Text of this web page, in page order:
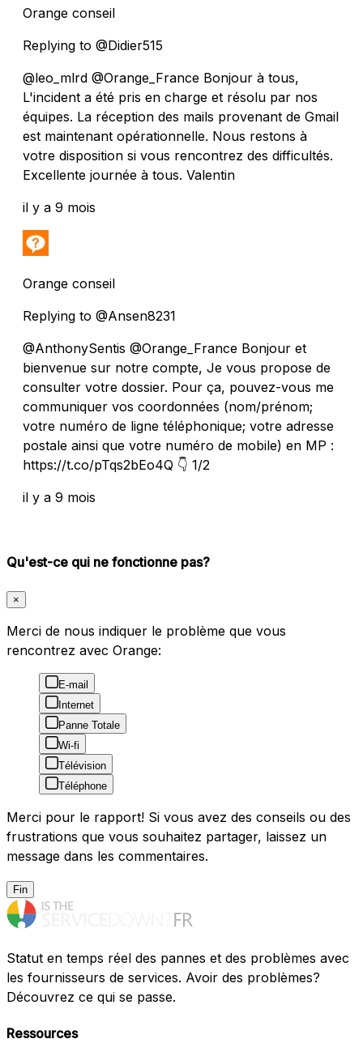
Orange conseil
Replying to @Didier515
@leo_mlrd @Orange_France Bonjour à tous,
L'incident a été pris en charge et résolu par nos
équipes. La réception des mails provenant de Gmail
est maintenant opérationnelle. Nous restons à
votre disposition si vous rencontrez des difficultés.
Excellente journée à tous. Valentin
il y a 9 mois
Orange conseil
Replying to @Ansen8231
@AnthonySentis @Orange_France Bonjour et
bienvenue sur notre compte, Je vous propose de
consulter votre dossier. Pour ça, pouvez-vous me
communiquer vos coordonnées (nom/prénom;
votre numéro de ligne téléphonique; votre adresse
postale ainsi que votre numéro de mobile) en MP :
https://t.co/pTqs2bEo4Q 👇 1/2
il y a 9 mois
Qu'est-ce qui ne fonctionne pas?
×
Merci de nous indiquer le problème que vous
rencontrez avec Orange:
E-mail
Internet
Panne Totale
Wi-fi
Télévision
Téléphone
Merci pour le rapport! Si vous avez des conseils ou des
frustrations que vous souhaitez partager, laissez un
message dans les commentaires.
Fin
Statut en temps réel des pannes et des problèmes avec
les fournisseurs de services. Avoir des problèmes?
Découvrez ce qui se passe.
Ressources